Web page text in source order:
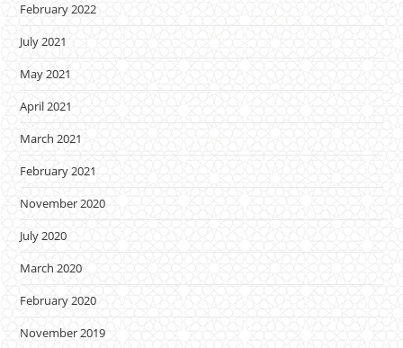
February 2022
July 2021
May 2021
April 2021
March 2021
February 2021
November 2020
July 2020
March 2020
February 2020
November 2019